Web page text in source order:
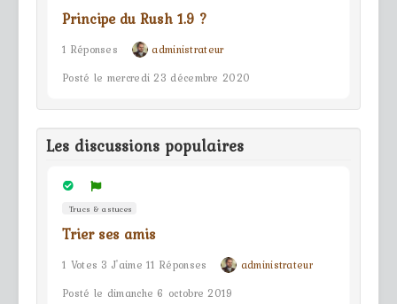
Principe du Rush 1.9 ?
1 Réponses
administrateur
Posté le mercredi 23 décembre 2020
Les discussions populaires
Trucs & astuces
Trier ses amis
1 Votes 3 J'aime 11 Réponses
administrateur
Posté le dimanche 6 octobre 2019